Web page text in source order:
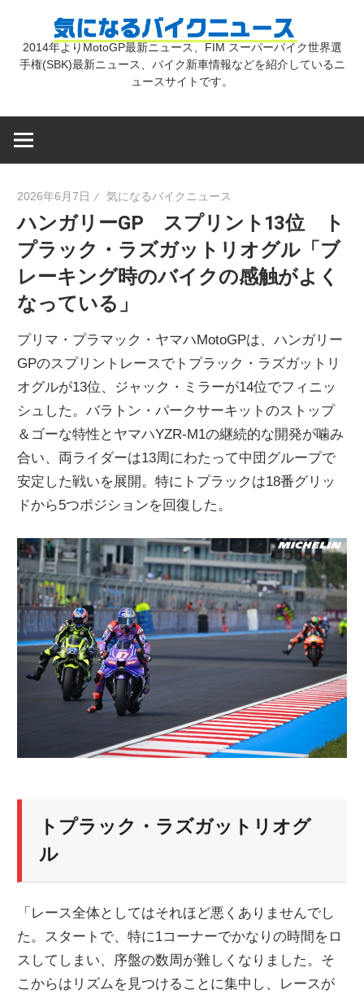
気
バ
イ
ク
ニ
ュ
ー
ス
2014年よりMotoGP最新ニュース、FIM スーパーバイク世界選
手権(SBK)最新ニュース、バイク新車情報などを紹介しているニ
ュースサイトです。
2026年6月7日 気になるバイクニュース
ハンガリーGP スプリント13位 ト
プラック・ラズガットリオグル「ブ
レーキング時のバイクの感触がよく
なっている」
プリマ・プラマック・ヤマハMotoGPは、ハンガリー
GPのスプリントレースでトプラック・ラズガットリ
オグルが13位、ジャック・ミラーが14位でフィニッ
シュした。バラトン・パークサーキットのストップ
＆ゴーな特性とヤマハYZR-M1の継続的な開発が噛み
合い、両ライダーは13周にわたって中団グループで
安定した戦いを展開。特にトプラックは18番グリッ
ドから5つポジションを回復した。
トプラック・ラズガットリオグ
ル
「レース全体としてはそれほど悪くありませんでし
た。スタートで、特に1コーナーでかなりの時間をロ
スしてしまい、序盤の数周が難しくなりました。そ
こからはリズムを見つけることに集中し、レースが